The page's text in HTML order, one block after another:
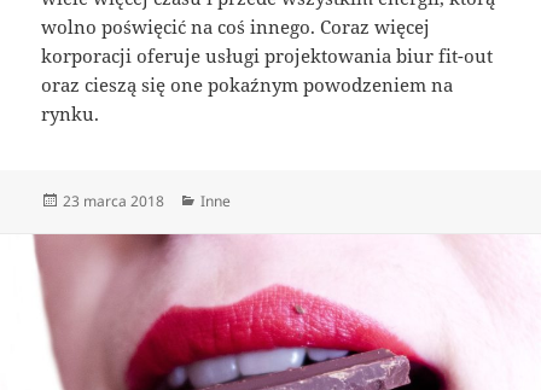
wolno poświęcić na coś innego. Coraz więcej
korporacji oferuje usługi projektowania biur fit-out
oraz cieszą się one pokaźnym powodzeniem na
rynku.
Data
23 marca 2018 Kategorie
Inne